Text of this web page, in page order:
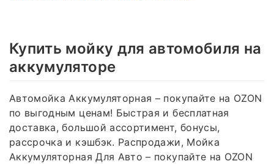
Купить мойку для автомобиля на
аккумуляторе
Автомойка Аккумуляторная – покупайте на OZON
по выгодным ценам! Быстрая и бесплатная
доставка, большой ассортимент, бонусы,
рассрочка и кэшбэк. Распродажи, Мойка
Аккумуляторная Для Авто – покупайте на OZON